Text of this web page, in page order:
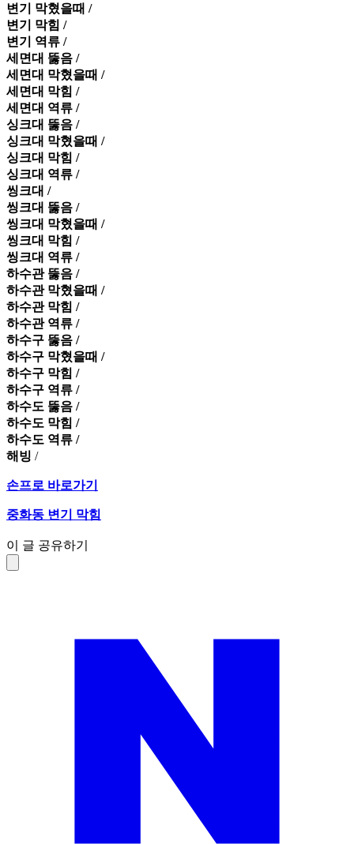
변기 막혔을때 /
변기 막힘 /
변기 역류 /
세면대 뚫음 /
세면대 막혔을때 /
세면대 막힘 /
세면대 역류 /
싱크대 뚫음 /
싱크대 막혔을때 /
싱크대 막힘 /
싱크대 역류 /
씽크대 /
씽크대 뚫음 /
씽크대 막혔을때 /
씽크대 막힘 /
씽크대 역류 /
하수관 뚫음 /
하수관 막혔을때 /
하수관 막힘 /
하수관 역류 /
하수구 뚫음 /
하수구 막혔을때 /
하수구 막힘 /
하수구 역류 /
하수도 뚫음 /
하수도 막힘 /
하수도 역류 /
해빙 /
손프로 바로가기
중화동 변기 막힘
이 글 공유하기